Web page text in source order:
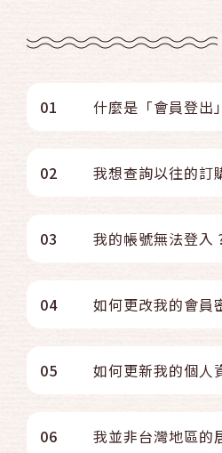
01 什麼是「會員登出
02 我想查詢以往的訂
03 我的帳號無法登入
04 如何更改我的會員
05 如何更新我的個人
06 我並非台灣地區的